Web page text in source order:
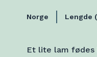
Norge Lengde
Et lite lam